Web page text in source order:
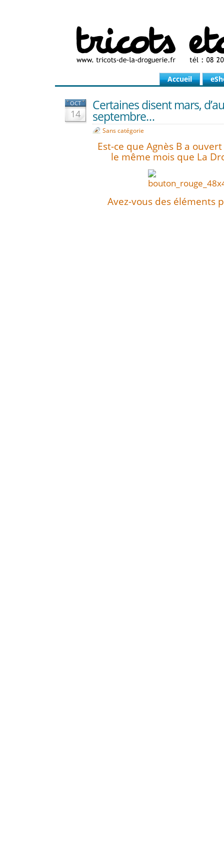
Accueil
OCT
14
Certaines disent mars,
septembre…
Sans catégorie
Est-ce que Agnès B a
le même mois que La
Avez-vous des éléments